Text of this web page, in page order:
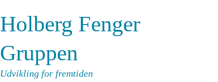
Holberg Fenger
Gruppen
Udvikling for fremtiden